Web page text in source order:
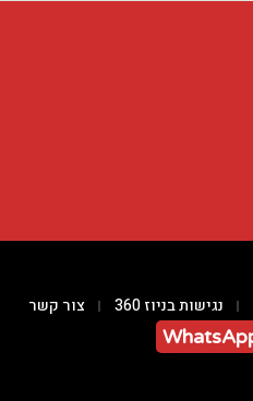
נגישות בניוז 360 צור קשר